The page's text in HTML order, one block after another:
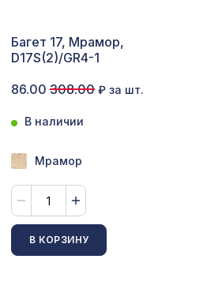
КРИСТАЛЛ, 2800х1250мм,
венге
Перфорированная
Багет 17, Мрамор,
D17S(2)/GR4-1
86.00 308.00 ₽ за шт.
В наличии
Мрамор
В КОРЗИНУ